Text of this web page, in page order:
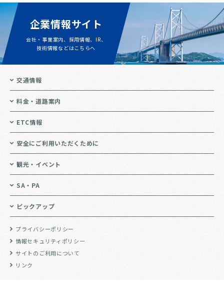
企業情報サイト
会社・事業案内、採用情報、IR、
技術情報などはこちらへ
交通情報
料金・道路案内
ETC情報
安全にご利用いただくために
観光・イベント
SA・PA
ピックアップ
プライバシーポリシー
情報セキュリティポリシー
サイトのご利用について
リンク